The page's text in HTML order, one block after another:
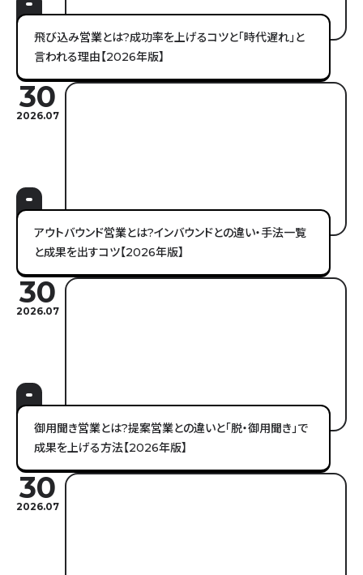
飛び込み営業とは?成功率を上げるコツと「時代遅れ」と
言われる理由【2026年版】
30
2026.07
アウトバウンド営業とは?インバウンドとの違い・手法一覧
と成果を出すコツ【2026年版】
30
2026.07
御用聞き営業とは?提案営業との違いと「脱・御用聞き」で
成果を上げる方法【2026年版】
30
2026.07